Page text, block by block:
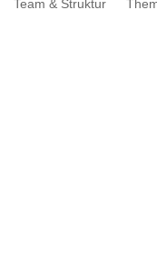
Team & Struktur